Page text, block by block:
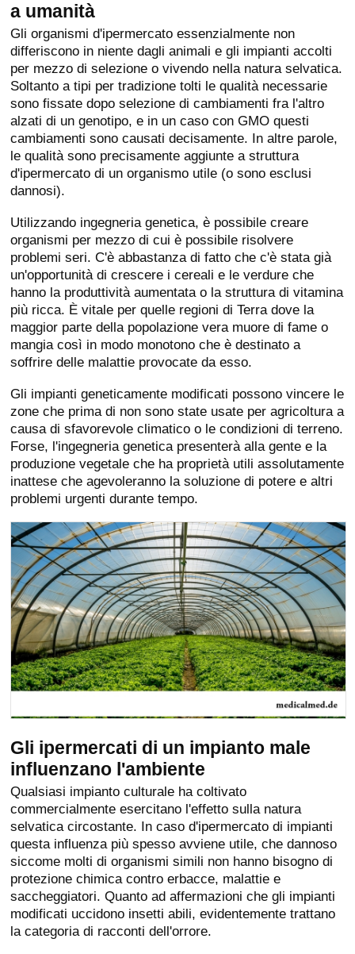
a umanità
Gli organismi d'ipermercato essenzialmente non
differiscono in niente dagli animali e gli impianti accolti
per mezzo di selezione o vivendo nella natura selvatica.
Soltanto a tipi per tradizione tolti le qualità necessarie
sono fissate dopo selezione di cambiamenti fra l'altro
alzati di un genotipo, e in un caso con GMO questi
cambiamenti sono causati decisamente. In altre parole,
le qualità sono precisamente aggiunte a struttura
d'ipermercato di un organismo utile (o sono esclusi
dannosi).
Utilizzando ingegneria genetica, è possibile creare
organismi per mezzo di cui è possibile risolvere
problemi seri. C'è abbastanza di fatto che c'è stata già
un'opportunità di crescere i cereali e le verdure che
hanno la produttività aumentata o la struttura di vitamina
più ricca. È vitale per quelle regioni di Terra dove la
maggior parte della popolazione vera muore di fame o
mangia così in modo monotono che è destinato a
soffrire delle malattie provocate da esso.
Gli impianti geneticamente modificati possono vincere le
zone che prima di non sono state usate per agricoltura a
causa di sfavorevole climatico o le condizioni di terreno.
Forse, l'ingegneria genetica presenterà alla gente e la
produzione vegetale che ha proprietà utili assolutamente
inattese che agevoleranno la soluzione di potere e altri
problemi urgenti durante tempo.
Gli ipermercati di un impianto male
influenzano l'ambiente
Qualsiasi impianto culturale ha coltivato
commercialmente esercitano l'effetto sulla natura
selvatica circostante. In caso d'ipermercato di impianti
questa influenza più spesso avviene utile, che dannoso
siccome molti di organismi simili non hanno bisogno di
protezione chimica contro erbacce, malattie e
saccheggiatori. Quanto ad affermazioni che gli impianti
modificati uccidono insetti abili, evidentemente trattano
la categoria di racconti dell'orrore.